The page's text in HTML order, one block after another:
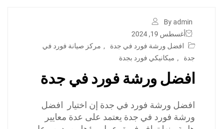
By admin
أغسطس 19, 2024
افضل ورشة فورد في جدة
, مركز صيانة فورد في
جدة
, ميكانيكي فورد بجدة
افضل ورشة فورد في جدة
افضل ورشة فورد في جدة إن اختيار افضل
ورشة فورد في جدة يعتمد على عدة معايير